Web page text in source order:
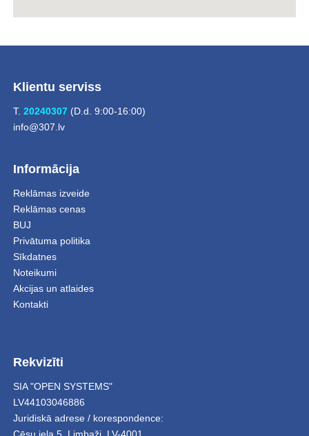
Klientu serviss
T. 20240307(D.d. 9:00-16:00)
info@307.lv
Informācija
Reklāmas izveide
Reklāmas cenas
BUJ
Privātuma politika
Sīkdatnes
Noteikumi
Akcijas un atlaides
Kontakti
Rekvizīti
SIA "OPEN SYSTEMS"
LV44103046886
Juridiskā adrese / korespondence: